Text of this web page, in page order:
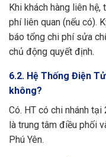
Khi khách hàng liên
phí liên quan (nếu có).
báo tổng chi phí sửa
chủ động quyết định.
6.2. Hệ Thống Điện
không?
Có. HT có chi nhánh tại
là trung tâm điều phối
Phú Yên.